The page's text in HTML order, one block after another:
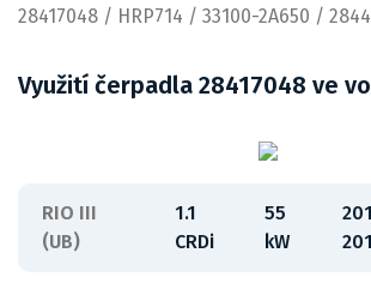
28417048 / HRP714 / 33100-2A650 /
Využití čerpadla 28417048 ve
RIO III
(UB)
1.1
CRDi
55
kW